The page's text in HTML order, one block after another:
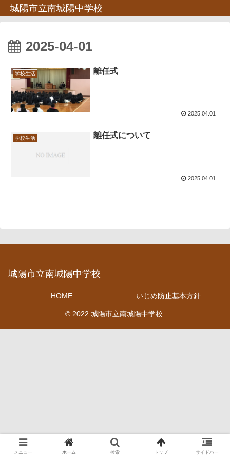
城陽市立南城陽中学校
2025-04-01
学校生活 離任式
2025.04.01
学校生活 離任式について
2025.04.01
城陽市立南城陽中学校
HOME いじめ防止基本方針
© 2022 城陽市立南城陽中学校.
メニュー ホーム 検索 トップ サイドバー